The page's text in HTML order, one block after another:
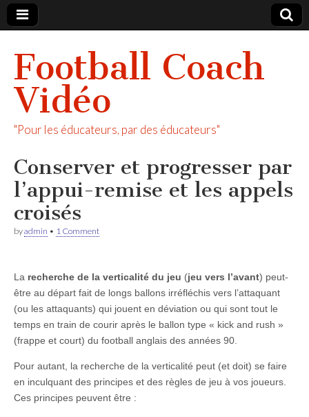
Football Coach
Vidéo
"Pour les éducateurs, par des éducateurs"
Conserver et progresser par
l’appui-remise et les appels
croisés
byadmin • 1 Comment
La recherche de la verticalité du jeu (jeu vers l’avant) peut-
être au départ fait de longs ballons irréfléchis vers l’attaquant
(ou les attaquants) qui jouent en déviation ou qui sont tout le
temps en train de courir après le ballon type « kick and rush »
(frappe et court) du football anglais des années 90.
Pour autant, la recherche de la verticalité peut (et doit) se faire
en inculquant des principes et des règles de jeu à vos joueurs.
Ces principes peuvent être :